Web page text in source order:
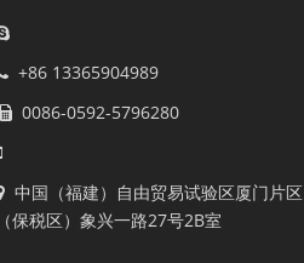
+86 13365904989
0086-0592-5796280
中国（福建）自由贸易试验区厦门片区
（保税区）象兴一路27号2B室